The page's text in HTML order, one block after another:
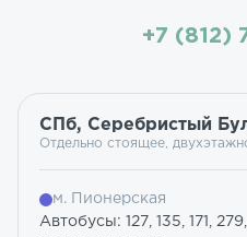
+7 (812)
СПб, Серебристый
Отдельно стоящее,
м. Пионерская
Автобусы: 127, 135, 171,